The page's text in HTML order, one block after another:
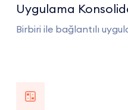
Uygulama
Birbiri ile bağlantılı